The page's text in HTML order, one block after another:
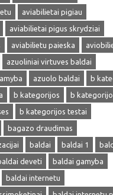
aviabilietai pigiau
aviabilietai pigus skrydziai
aviabilietu paieska
azuoliniai virtuves baldai
azuolo baldai
b
b kategorijos
b
b kategorijos testai
bagazo draudimas
baldai baldai 1
deveti
baldai gamyba
baldai internetu